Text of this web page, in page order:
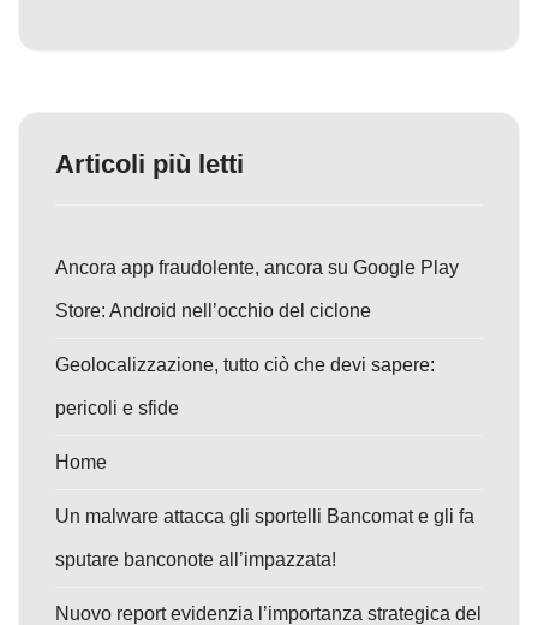
Articoli più letti
Ancora app fraudolente, ancora su Google Play
Store: Android nell’occhio del ciclone
Geolocalizzazione, tutto ciò che devi sapere:
pericoli e sfide
Home
Un malware attacca gli sportelli Bancomat e gli fa
sputare banconote all’impazzata!
Nuovo report evidenzia l’importanza strategica del